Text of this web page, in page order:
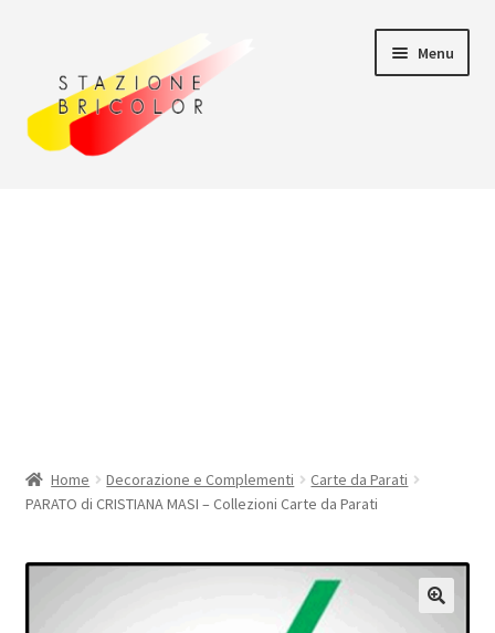
navigazione
contenuto
Menu
Pagamento
Home Decorazione e Complementi
Carte da Parati
PARATO di CRISTIANA MASI – Collezioni Carte da Parati